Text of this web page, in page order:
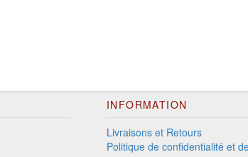
INFORMATION
Livraisons et Retours
Politique de confidentialité et